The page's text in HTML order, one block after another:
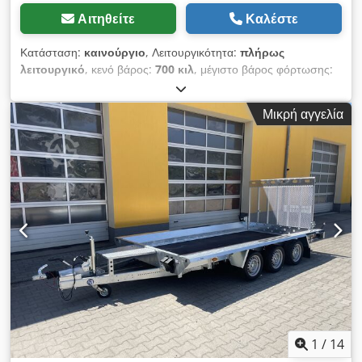
Αιτηθείτε Καλέστε
Κατάσταση: καινούργιο, Λειτουργικότητα: πλήρως
λειτουργικό, κενό βάρος: 700 κιλ, μέγιστο βάρος φόρτωσης:
2 άξονες
100 ποσοστό, χρώμα:ασημί, Έτος κατασκευής:2025,
Μεταφορέας αυτοκινήτων REPO R2P – κορυφαία ποιότητα για
ασφαλή μεταφορά οχημάτων! Το ρυμουλκούμενο είναι η ιδανική
λύση για την ασφαλή και επαγγελματική μεταφορά: *
Κατασκευαστικών μηχανημάτων και εκσκαφέων, καθώς και *
άλλων οχημάτων. ✅ Ανθεκτική και μακράς διαρκείας κατασκευή
✅ Υψηλή σταθερότητα και ασφάλεια κατά τη διάρκεια της
μεταφοράς Cjdpsyqyf Tjfx Aikjha ✅ Ιδανικό για ιδιωτική και
επαγγελματική χρήση Αυτός ο μεταφορέας αυτοκινήτων πείθει
με την ποιότητα, την αξιοπιστία και την προσεκτικά μελετημένη
κατασκευή του – ιδανικό για όλους όσους επιθυμούν να
μεταφέρουν το όχημά τους με ασφάλεια στον προορισμό του.
Τεχνικά χαρακτηριστικά: * Μάρκα: REPRO * Τύπος:
Μεταφορέας οχημάτων * Μέγιστο επιτρεπόμενο βάρος: 3500
kg * Βάρος χωρίς φορτίο: περίπου 700 kg * Άξονες: 2 *
Ελαστικά: 195/50 R13C * Μήκος: 5290 mm * Πλάτος: 2100
Μικρή αγγελία
1 / 14